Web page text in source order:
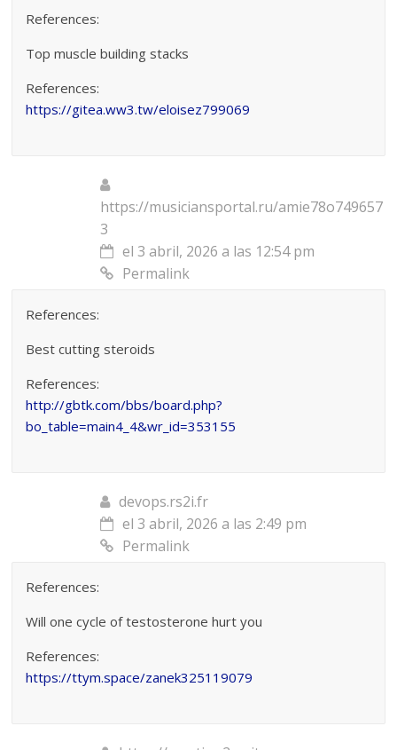
References:
Top muscle building stacks
References:
https://gitea.ww3.tw/eloisez799069
https://musiciansportal.ru/amie78o749657
3
el 3 abril, 2026 a las 12:54 pm
Permalink
References:
Best cutting steroids
References:
http://gbtk.com/bbs/board.php?
bo_table=main4_4&wr_id=353155
devops.rs2i.fr
el 3 abril, 2026 a las 2:49 pm
Permalink
References:
Will one cycle of testosterone hurt you
References:
https://ttym.space/zanek325119079